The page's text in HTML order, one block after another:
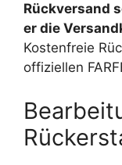
Rückversand
er die
Kostenfreie
offiziellen